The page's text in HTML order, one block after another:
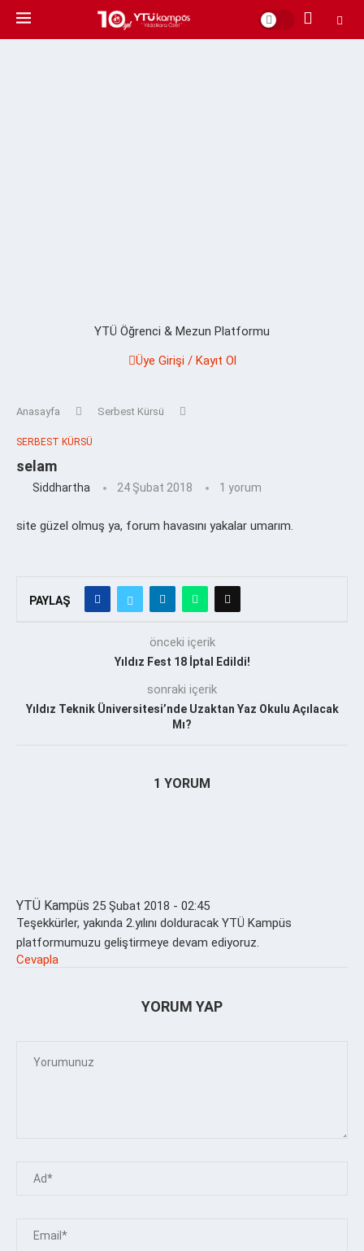
YTÜ Öğrenci & Mezun Platformu
Üye Girişi / Kayıt Ol
Anasayfa Serbest Kürsü
SERBEST KÜRSÜ
selam
Siddhartha 24 Şubat 2018 1 yorum
site güzel olmuş ya, forum havasını yakalar umarım.
PAYLAŞ
önceki içerik
Yıldız Fest 18 İptal Edildi!
sonraki içerik
Yıldız Teknik Üniversitesi’nde Uzaktan Yaz Okulu Açılacak
Mı?
1 YORUM
YTÜ Kampüs 25 Şubat 2018 - 02:45
Teşekkürler, yakında 2.yılını dolduracak YTÜ Kampüs
platformumuzu geliştirmeye devam ediyoruz.
Cevapla
YORUM YAP